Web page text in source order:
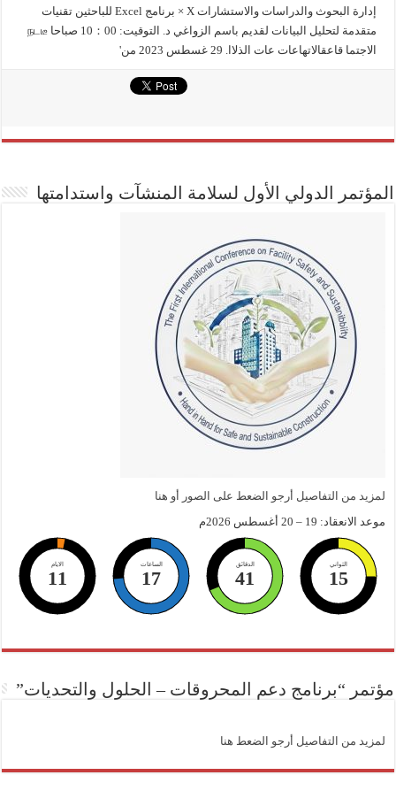
المؤتمر الدولي الأول لسلامة المنشآت واستدامتها
لمزيد من التفاصيل أرجو الضعط على الصور أو هنا
موعد الانعقاد: 19 – 20 أغسطس 2026م
الايام
11
الساعات
17
الدقائق
41
الثواني
14
مؤتمر “برنامج دعم المحروقات – الحلول والتحديات”
لمزيد من التفاصيل أرجو الضعط هنا